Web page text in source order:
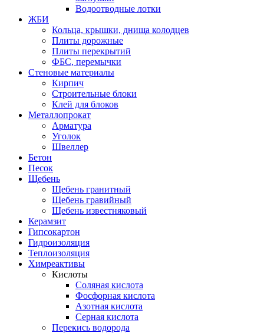
Водоотводные лотки
ЖБИ
Кольца, крышки, днища колодцев
Плиты дорожные
Плиты перекрытий
ФБС, перемычки
Стеновые материалы
Кирпич
Строительные блоки
Клей для блоков
Металлопрокат
Арматура
Уголок
Швеллер
Бетон
Песок
Щебень
Щебень гранитный
Щебень гравийный
Щебень известняковый
Керамзит
Гипсокартон
Гидроизоляция
Теплоизоляция
Химреактивы
Кислоты
Соляная кислота
Фосфорная кислота
Азотная кислота
Серная кислота
Перекись водорода